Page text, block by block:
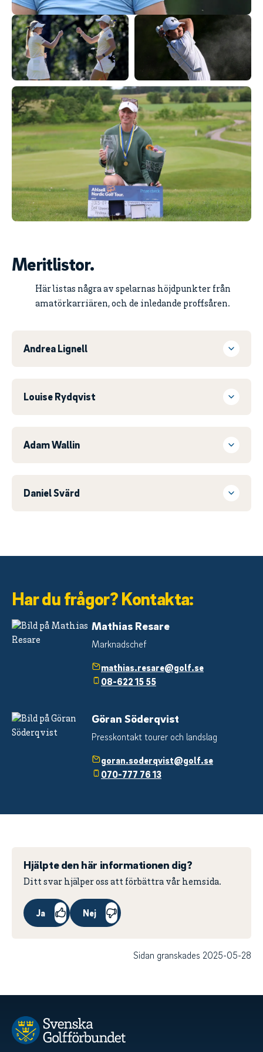
Meritlistor.
Här listas några av spelarnas höjdpunkter från
amatörkarriären, och de inledande proffsåren.
Andrea Lignell
Louise Rydqvist
Adam Wallin
Daniel Svärd
Har du frågor? Kontakta:
Mathias Resare
Marknadschef
mathias.resare@golf.se
08-622 15 55
Göran Söderqvist
Presskontakt tourer och landslag
goran.soderqvist@golf.se
070-777 76 13
Hjälpte den här informationen dig?
Ditt svar hjälper oss att förbättra vår hemsida.
Ja Nej
Sidan granskades 2025-05-28